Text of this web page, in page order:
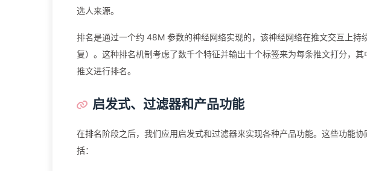
选人来源。
排名是通过一个约 48M 参数的神经网络实现的，该神经网络在推文交互上持
复）。这种排名机制考虑了数千个特征并输出十个标签来为每条推文打分，
推文进行排名。
启发式、过滤器和产品功能
在排名阶段之后，我们应用启发式和过滤器来实现各种产品功能。这些功能
括：